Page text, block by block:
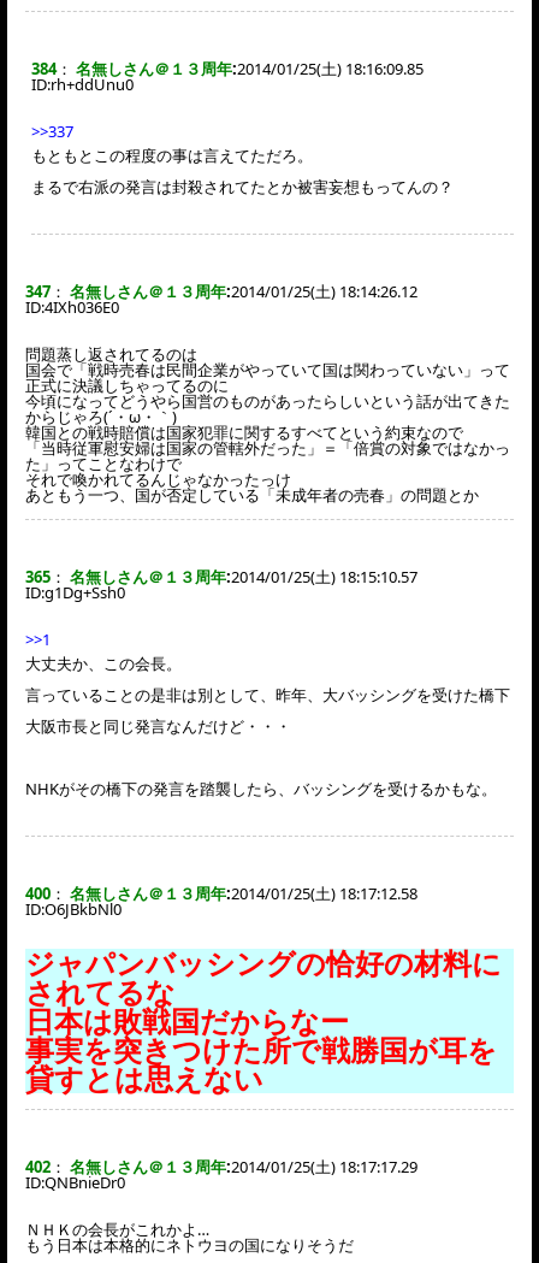
384： 名無しさん＠１３周年:2014/01/25(土) 18:16:09.85
ID:rh+ddUnu0
>>337
もともとこの程度の事は言えてただろ。
まるで右派の発言は封殺されてたとか被害妄想もってんの？
347 ： 名無しさん＠１３周年:2014/01/25(土) 18:14:26.12
ID:4IXh036E0
問題蒸し返されてるのは
国会で「戦時売春は民間企業がやっていて国は関わっていない」って
正式に決議しちゃってるのに
今頃になってどうやら国営のものがあったらしいという話が出てきた
からじゃろ(´・ω・｀)
韓国との戦時賠償は国家犯罪に関するすべてという約束なので
「当時従軍慰安婦は国家の管轄外だった」＝「倍賞の対象ではなかっ
た」ってことなわけで
それで喚かれてるんじゃなかったっけ
あともう一つ、国が否定している「未成年者の売春」の問題とか
365 ： 名無しさん＠１３周年:2014/01/25(土) 18:15:10.57
ID:g1Dg+Ssh0
>>1
大丈夫か、この会長。
言っていることの是非は別として、昨年、大バッシングを受けた橋下
大阪市長と同じ発言なんだけど・・・
NHKがその橋下の発言を踏襲したら、バッシングを受けるかもな。
400 ： 名無しさん＠１３周年:2014/01/25(土) 18:17:12.58
ID:O6JBkbNl0
ジャパンバッシングの恰好の材料に
されてるな
日本は敗戦国だからなー
事実を突きつけた所で戦勝国が耳を
貸すとは思えない
402 ： 名無しさん＠１３周年:2014/01/25(土) 18:17:17.29
ID:QNBnieDr0
ＮＨＫの会長がこれかよ…
もう日本は本格的にネトウヨの国になりそうだ